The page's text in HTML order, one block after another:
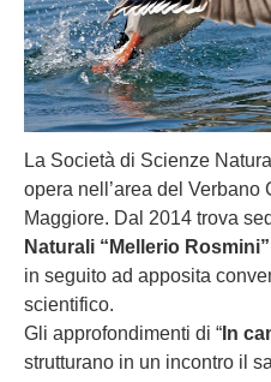
La Società di Scienze
opera nell’area del
Maggiore. Dal 2014 trova
Naturali “Mellerio Rosmini”
in seguito ad apposita
scientifico.
Gli approfondimenti di “ In
strutturano in un incontro il